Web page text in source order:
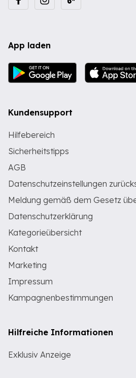
App laden
Kundensupport
Hilfebereich
Sicherheitstipps
AGB
Datenschutzeinstellungen
Meldung gemäß dem Gesetz
Datenschutzerklärung
Kategorieübersicht
Kontakt
Marketing
Impressum
Kampagnenbestimmungen
Hilfreiche Informationen
Exklusiv Anzeige